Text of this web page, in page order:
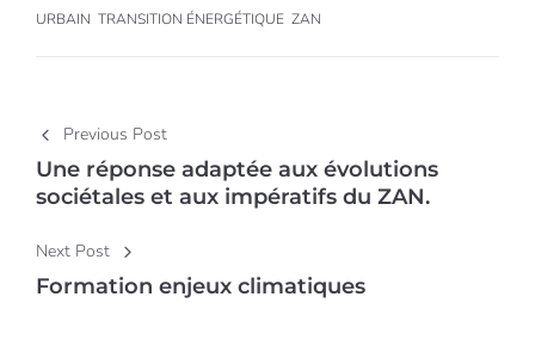
URBAIN TRANSITION ÉNERGÉTIQUE ZAN
Post navigation
Previous Post
Une réponse adaptée aux évolutions
sociétales et aux impératifs du ZAN.
Next Post
Formation enjeux climatiques